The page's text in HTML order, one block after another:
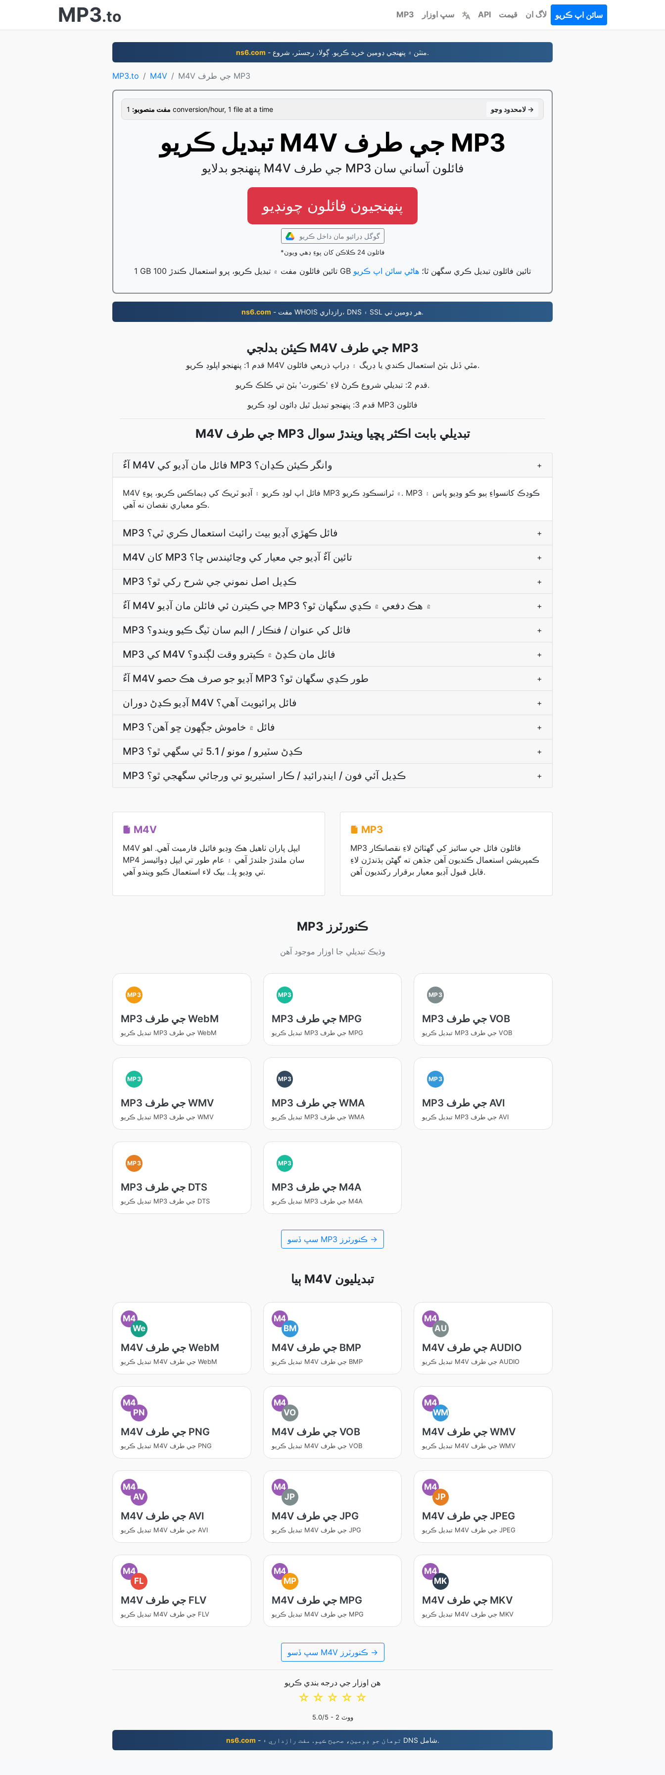
MP3.to MP3 سڀ اوزار API قيمت لاگ ان سائن اپ ڪريو
ns6.com - منٽن ۾ پنهنجي ڊومين خريد ڪريو. ڳولا، رجسٽر، شروع.
MP3.to M4V M4V جي طرف MP3
مفت منصوبو: 1 conversion/hour, 1 file at a time لامحدود وڃو →
تبديل ڪريو M4V جي طرف MP3
پنهنجو بدلايو M4V جي طرف MP3 فائلون آساني سان
پنھنجيون فائلون چونڊيو
گوگل ڊرائيو مان داخل ڪريو
*فائلون 24 ڪلاڪن کان پوءِ ڊهي ويون
1 GB تائين فائلون مفت ۾ تبديل ڪريو، پرو استعمال ڪندڙ 100 GB تائين فائلون تبديل ڪري سگهن ٿا؛ هاڻي سائن اپ ڪريو
ns6.com - مفت WHOIS رازداري، DNS ۽ SSL هر ڊومين تي.
ڪيئن بدلجي M4V جي طرف MP3
قدم 1: پنهنجو اپلوڊ ڪريو M4V مٿي ڏنل بٽڻ استعمال ڪندي يا ڊريگ ۽ ڊراپ ذريعي فائلون.
قدم 2: تبديلي شروع ڪرڻ لاءِ 'ڪنورٽ' بٽڻ تي ڪلڪ ڪريو.
قدم 3: پنهنجو تبديل ٿيل ڊائون لوڊ ڪريو MP3 فائلون
M4V جي طرف MP3 تبديلي بابت اڪثر پڇيا ويندڙ سوال
آءٌ M4V فائل مان آڊيو کي MP3 وانگر ڪيئن ڪڍان؟ +
M4V فائل اپ لوڊ ڪريو ۽ آڊيو ٽريڪ کي ڊيماڪس ڪريو، پوءِ MP3 ۾ ٽرانسڪوڊ ڪريو. MP3 ڪوڊڪ کانسواءِ ٻيو ڪو وڊيو پاس ۽
ڪو معياري نقصان نه آهي.
MP3 فائل ڪھڙي آڊيو بيٽ رائيٽ استعمال ڪري ٿي؟ +
M4V کان MP3 تائين آءٌ آڊيو جي معيار کي وڃائيندس ڇا؟ +
MP3 ڪڍيل اصل نموني جي شرح رکي ٿو؟ +
آءٌ M4V جي ڪيترن ئي فائلن مان آڊيو MP3 ۾ هڪ دفعي ۾ ڪڍي سگھان ٿو؟ +
MP3 فائل کي عنوان / فنڪار / البم سان ٽيگ ڪيو ويندو؟ +
MP3 کي M4V فائل مان ڪڍڻ ۾ ڪيترو وقت لڳندو؟ +
آءٌ M4V آڊيو جو صرف هڪ حصو MP3 طور ڪڍي سگھان ٿو؟ +
آڊيو ڪڍڻ دوران M4V فائل پرائيويٽ آهي؟ +
MP3 فائل ۾ خاموش جڳھون ڇو آھن؟ +
MP3 ڪڍڻ سٽيرو / مونو / 5.1 ٿي سگھي ٿو؟ +
MP3 ڪڍيل آئي فون / اينڊرائيڊ / ڪار اسٽيريو تي ورجائي سگهجي ٿو؟ +
M4V
M4V ايپل پاران ٺاهيل هڪ وڊيو فائيل فارميٽ آهي. اهو
MP4 سان ملندڙ جلندڙ آهي ۽ عام طور تي ايپل ڊوائيسز
تي وڊيو پلے بیک لاء استعمال ڪيو ويندو آهي.
MP3
MP3 فائلون فائل جي سائيز کي گهٽائڻ لاءِ نقصانڪار
ڪمپريشن استعمال ڪنديون آهن جڏهن ته گھڻن ٻڌندڙن لاءِ
قابل قبول آڊيو معيار برقرار رکنديون آهن.
MP3 ڪنورٽرز
وڌيڪ تبديلي جا اوزار موجود آهن
MP3
MP3 جي طرف WebM
تبديل ڪريو MP3 جي طرف WebM
MP3
MP3 جي طرف MPG
تبديل ڪريو MP3 جي طرف MPG
MP3
MP3 جي طرف VOB
تبديل ڪريو MP3 جي طرف VOB
MP3
MP3 جي طرف WMV
تبديل ڪريو MP3 جي طرف WMV
MP3
MP3 جي طرف WMA
تبديل ڪريو MP3 جي طرف WMA
MP3
MP3 جي طرف AVI
تبديل ڪريو MP3 جي طرف AVI
MP3
MP3 جي طرف DTS
تبديل ڪريو MP3 جي طرف DTS
MP3
MP3 جي طرف M4A
تبديل ڪريو MP3 جي طرف M4A
سڀ ڏسو MP3 ڪنورٽرز →
ٻيا M4V تبديليون
M4
We
M4V جي طرف WebM
تبديل ڪريو M4V جي طرف WebM
M4
BM
M4V جي طرف BMP
تبديل ڪريو M4V جي طرف BMP
M4
AU
M4V جي طرف AUDIO
تبديل ڪريو M4V جي طرف AUDIO
M4
PN
M4V جي طرف PNG
تبديل ڪريو M4V جي طرف PNG
M4
VO
M4V جي طرف VOB
تبديل ڪريو M4V جي طرف VOB
M4
WM
M4V جي طرف WMV
تبديل ڪريو M4V جي طرف WMV
M4
AV
M4V جي طرف AVI
تبديل ڪريو M4V جي طرف AVI
M4
JP
M4V جي طرف JPG
تبديل ڪريو M4V جي طرف JPG
M4
JP
M4V جي طرف JPEG
تبديل ڪريو M4V جي طرف JPEG
M4
FL
M4V جي طرف FLV
تبديل ڪريو M4V جي طرف FLV
M4
MP
M4V جي طرف MPG
تبديل ڪريو M4V جي طرف MPG
M4
MK
M4V جي طرف MKV
تبديل ڪريو M4V جي طرف MKV
سڀ ڏسو M4V ڪنورٽرز →
هن اوزار جي درجه بندي ڪريو
☆
☆
☆
☆
☆
5.0/5 - 2 ووٽ
ns6.com - توھان جو ڊومين، صحيح ڪيو. مفت رازداري ۽ DNS شامل.